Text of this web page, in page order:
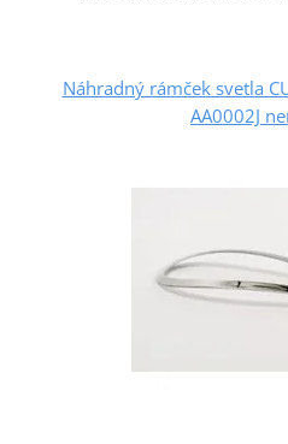
Náhradný rámček svetla
AA0002J